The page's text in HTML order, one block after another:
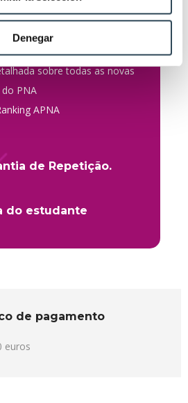
Denegar
especiais
sobre todas as novas
PNA
APNA
de Repetição.
do estudante
de pagamento
euros